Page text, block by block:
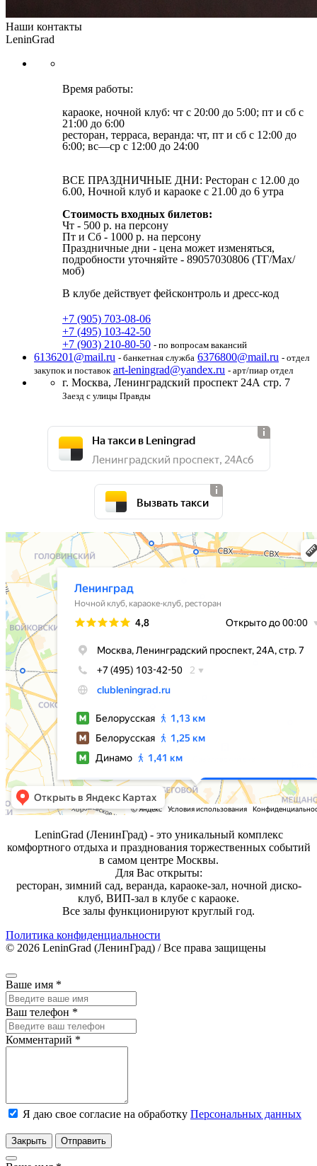
Наши контакты
LeninGrad
Время работы:
караоке, ночной клуб: чт с 20:00 до 5:00; пт и сб с
21:00 до 6:00
ресторан, терраса, веранда: чт, пт и сб с 12:00 до
6:00; вс—ср с 12:00 до 24:00
ВСЕ ПРАЗДНИЧНЫЕ ДНИ: Ресторан с 12.00 до
6.00, Ночной клуб и караоке с 21.00 до 6 утра
Стоимость входных билетов:
Чт - 500 р. на персону
Пт и Cб - 1000 р. на персону
Праздничные дни - цена может изменяться,
подробности уточняйте - 89057030806 (ТГ/Max/
моб)
В клубе действует фейсконтроль и дресс-код
+7 (905) 703-08-06
+7 (495) 103-42-50
+7 (903) 210-80-50 - по вопросам вакансий
6136201@mail.ru - банкетная служба 6376800@mail.ru - отдел
закупок и поставок art-leningrad@yandex.ru - арт/пиар отдел
г. Москва, Ленинградский проспект 24А стр. 7
Заезд с улицы Правды
На такси в Leningrad
Ленинградский проспект, 24Ас6
Вызвать такси
LeninGrad (ЛенинГрад) - это уникальный комплекс
комфортного отдыха и празднования торжественных событий
в самом центре Москвы.
Для Вас открыты:
ресторан, зимний сад, веранда, караоке-зал, ночной диско-
клуб, ВИП-зал в клубе с караоке.
Все залы функционируют круглый год.
Политика конфиденциальности
© 2026 LeninGrad (ЛенинГрад) / Все права защищены
Ваше имя *
Ваш телефон *
Комментарий *
Я даю свое согласие на обработку Персональных данных
Закрыть Отправить